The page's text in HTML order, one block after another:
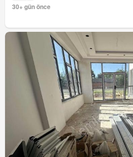
30+ gün önce